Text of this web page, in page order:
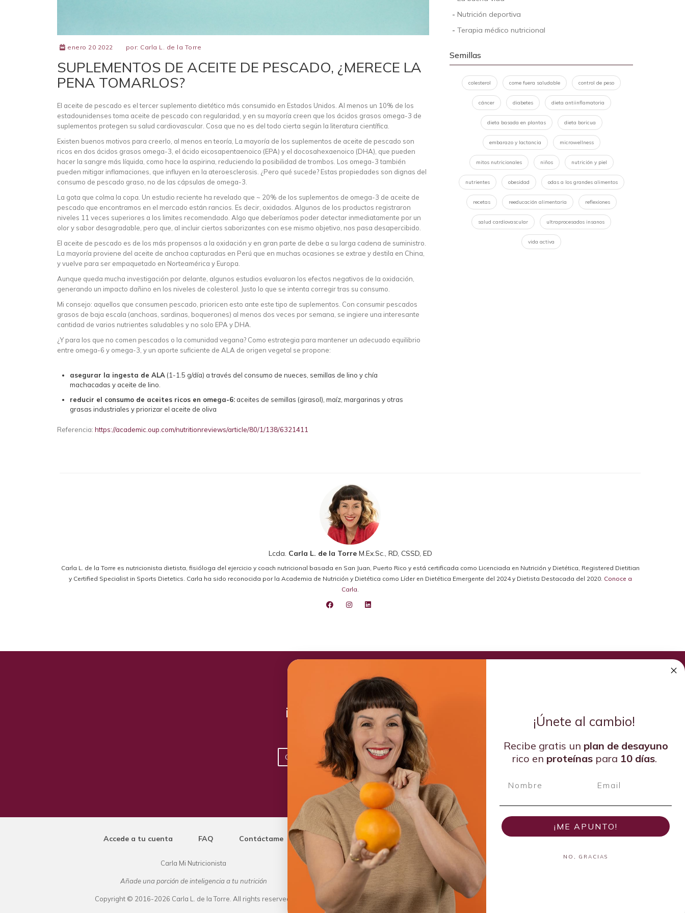
enero 20 2022 por: Carla L. de la Torre
SUPLEMENTOS DE ACEITE DE PESCADO, ¿MERECE LA
PENA TOMARLOS?
El aceite de pescado es el tercer suplemento dietético más consumido en Estados Unidos. Al menos un 10% de los
estadounidenses toma aceite de pescado con regularidad, y en su mayoría creen que los ácidos grasos omega-3 de
suplementos protegen su salud cardiovascular. Cosa que no es del todo cierta según la literatura científica.
Existen buenos motivos para creerlo, al menos en teoría, La mayoría de los suplementos de aceite de pescado son
ricos en dos ácidos grasos omega-3, el ácido eicosapentaenoico (EPA) y el docosahexaenoico (DHA), que pueden
hacer la sangre más líquida, como hace la aspirina, reduciendo la posibilidad de trombos. Los omega-3 también
pueden mitigar inflamaciones, que influyen en la ateroesclerosis. ¿Pero qué sucede? Estas propiedades son dignas del
consumo de pescado graso, no de las cápsulas de omega-3.
La gota que colma la copa. Un estudio reciente ha revelado que ~ 20% de los suplementos de omega-3 de aceite de
pescado que encontramos en el mercado están rancios. Es decir, oxidados. Algunos de los productos registraron
niveles 11 veces superiores a los limites recomendado. Algo que deberíamos poder detectar inmediatamente por un
olor y sabor desagradable, pero que, al incluir ciertos saborizantes con ese mismo objetivo, nos pasa desapercibido.
El aceite de pescado es de los más propensos a la oxidación y en gran parte de debe a su larga cadena de suministro.
La mayoría proviene del aceite de anchoa capturadas en Perú que en muchas ocasiones se extrae y destila en China,
y vuelve para ser empaquetado en Norteamérica y Europa.
Aunque queda mucha investigación por delante, algunos estudios evaluaron los efectos negativos de la oxidación,
generando un impacto dañino en los niveles de colesterol. Justo lo que se intenta corregir tras su consumo.
Mi consejo: aquellos que consumen pescado, prioricen esto ante este tipo de suplementos. Con consumir pescados
grasos de baja escala (anchoas, sardinas, boquerones) al menos dos veces por semana, se ingiere una interesante
cantidad de varios nutrientes saludables y no solo EPA y DHA.
¿Y para los que no comen pescados o la comunidad vegana? Como estrategia para mantener un adecuado equilibrio
entre omega-6 y omega-3, y un aporte suficiente de ALA de origen vegetal se propone:
asegurar la ingesta de ALA (1-1.5 g/día) a través del consumo de nueces, semillas de lino y chía
machacadas y aceite de lino.
reducir el consumo de aceites ricos en omega-6: aceites de semillas (girasol), maíz, margarinas y otras
grasas industriales y priorizar el aceite de oliva
Referencia: https://academic.oup.com/nutritionreviews/article/80/1/138/6321411
- Nutrición deportiva
- Terapia médico nutricional
Semillas
colesterol come fuera saludable control de peso
cáncer diabetes dieta antiinflamatoria
dieta basada en plantas dieta boricua
embarazo y lactancia microwellness
mitos nutricionales niños nutrición y piel
nutrientes obesidad odas a los grandes alimentos
recetas reeducación alimentaria reflexiones
salud cardiovascular ultraprocesados insanos
vida activa
Lcda. Carla L. de la TorreM.Ex.Sc., RD, CSSD, ED
Carla L. de la Torre es nutricionista dietista, fisióloga del ejercicio y coach nutricional basada en San Juan, Puerto Rico y está certificada como Licenciada en Nutrición y Dietética, Registered Dietitian
y Certified Specialist in Sports Dietetics. Carla ha sido reconocida por la Academia de Nutrición y Dietética como Líder en Dietética Emergente del 2024 y Dietista Destacada del 2020. Conoce a
Carla
¡Toma acción hoy!
Conoce los planes disponibles
Accede a tu cuenta FAQ Contáctame
Carla Mi Nutricionista
Añade una porción de inteligencia a tu nutrición
Copyright © 2016-2026 Carla L. de la Torre. All rights reserved.
Dietista Destacada del 2020 y Líder en Dietética Emergente del 2024 por la Academia de
Nutrición y Dietética
¡Únete al cambio!
Recibe gratis un plan de desayuno
rico en proteínaspara 10 días.
¡ME APUNTO!
NO, GRACIAS